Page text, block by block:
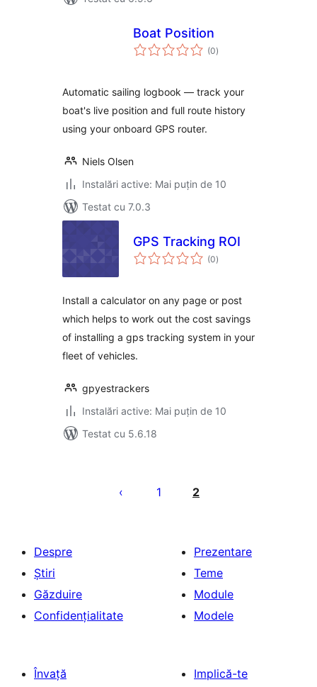
Boat Position
(0total
aprecieri
)
Automatic sailing logbook — track your
boat's live position and full route history
using your onboard GPS router.
Niels Olsen
Instalări active: Mai puțin de 10
Testat cu 7.0.3
GPS Tracking ROI
(0total
aprecieri
)
Install a calculator on any page or post
which helps to work out the cost savings
of installing a gps tracking system in your
fleet of vehicles.
gpyestrackers
Instalări active: Mai puțin de 10
Testat cu 5.6.18
articole
1 2
Despre
Știri
Găzduire
Confidențialitate
Prezentare
Teme
Module
Modele
Învață
Implică-te